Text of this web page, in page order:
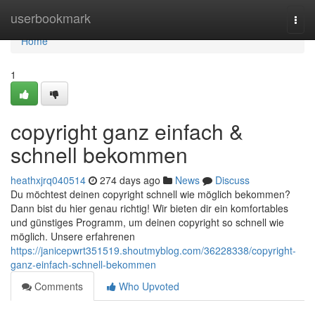
userbookmark
Home
Home
1
copyright ganz einfach &
schnell bekommen
heathxjrq040514 274 days ago News
Discuss
Du möchtest deinen copyright schnell wie möglich bekommen?
Dann bist du hier genau richtig! Wir bieten dir ein komfortables
und günstiges Programm, um deinen copyright so schnell wie
möglich. Unsere erfahrenen
https://janicepwrt351519.shoutmyblog.com/36228338/copyright-
ganz-einfach-schnell-bekommen
Comments
Who Upvoted